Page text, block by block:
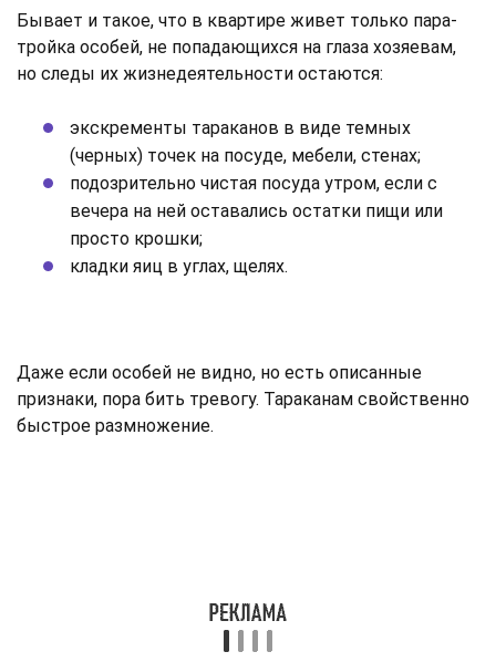
Бывает и такое, что в квартире живет только пара-
тройка особей, не попадающихся на глаза хозяевам,
но следы их жизнедеятельности остаются:
экскременты тараканов в виде темных
(черных) точек на посуде, мебели, стенах;
подозрительно чистая посуда утром, если с
вечера на ней оставались остатки пищи или
просто крошки;
кладки яиц в углах, щелях.
Даже если особей не видно, но есть описанные
признаки, пора бить тревогу. Тараканам свойственно
быстрое размножение.